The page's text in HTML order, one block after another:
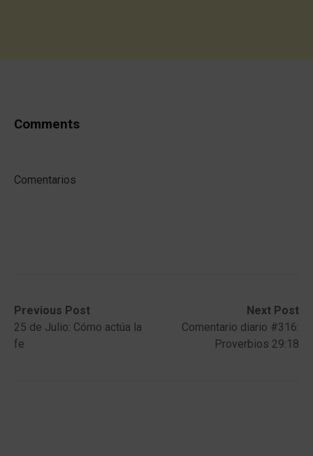
Comments
Comentarios
Post
navigation
Previous Post
Previous
post:25 de Julio: Cómo actúa la
fe
Next Post
Next
post:
Comentario diario #316:
Proverbios 29:18